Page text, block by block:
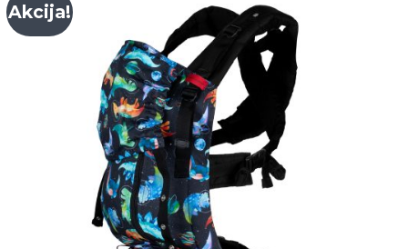
Akcija!